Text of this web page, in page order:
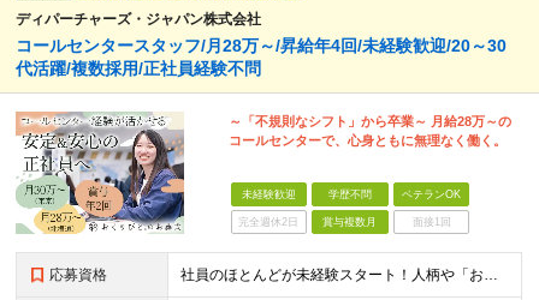
ディパーチャーズ・ジャパン株式会社
コールセンタースタッフ/月28万～/昇給年4回/未経験歓迎/20～30
代活躍/複数採用/正社員経験不問
～「不規則なシフト」から卒業～ 月給28万～の
コールセンターで、心身ともに無理なく働く。
未経験歓迎 学歴不問 ベテランOK
完全週休2日 賞与複数月 面接1回
応募資格 社員のほとんどが未経験スタート！人柄や「おくりびと」の仕事への興味を重視します！／※学歴不問 《以下のような方は歓迎します！》 ■人との関わりを大切にする仕事がしたい ■ライフエンディング業界に興味